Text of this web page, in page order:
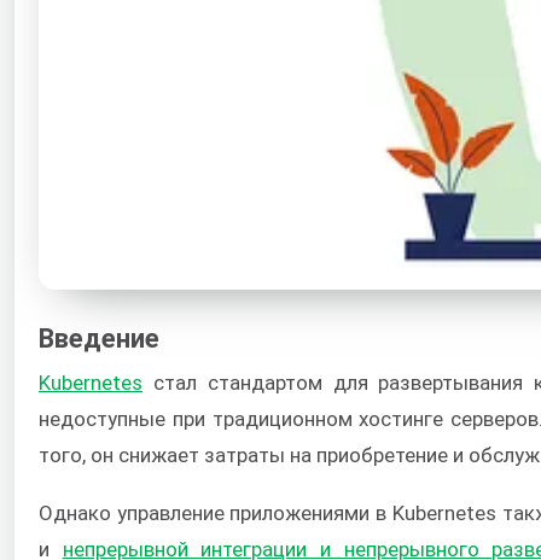
Введение
Kubernetes стал стандартом для развертывания
недоступные при традиционном хостинге
того, он снижает затраты на приобретение и
Однако управление приложениями в Kubernetes
и непрерывной интеграции и непрерывного